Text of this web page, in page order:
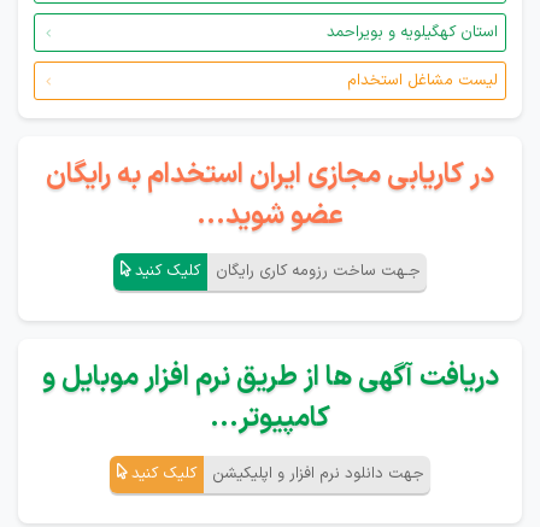
استان کهگیلویه و بویراحمد
لیست مشاغل استخدام
در کاریابی مجازی ایران استخدام به رایگان
عضو شوید...
جـهت ساخت رزومه کاری رایگان کلیک کنید
دریافت آگهی ها از طریق نرم افزار موبایل و
کامپیوتر...
جهت دانلود نرم افزار و اپلیکیشن کلیک کنید